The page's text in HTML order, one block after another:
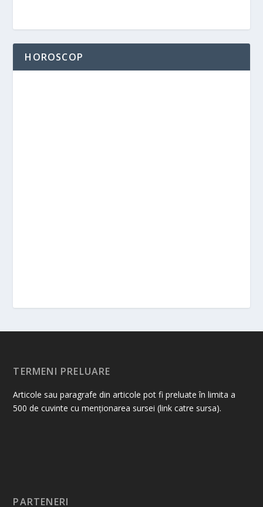
HOROSCOP
TERMENI PRELUARE
Articole sau paragrafe din articole pot fi preluate în limita a
500 de cuvinte cu menționarea sursei (link catre sursa).
PARTENERI